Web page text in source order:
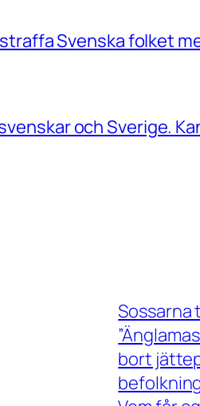
Svenska folket
och Sverige.
Sossarna
bort